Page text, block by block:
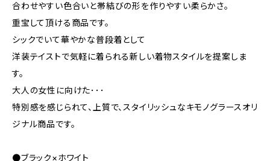
合わせやすい色合いと帯結びの形を作りやすい柔らかさ。
重宝して頂ける商品です。
シックでいて華やかな普段着として
洋装テイストで気軽に着られる新しい着物スタイルを提案しま
す。
大人の女性に向けた･･･
特別感を感じられて、上質で、スタイリッシュなキモノグラースオリ
ジナル商品です。
●ブラック×ホワイト